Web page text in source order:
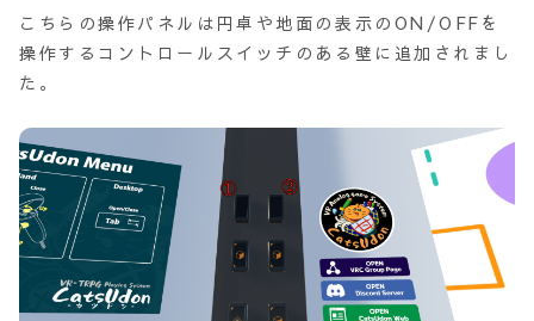
こちらの操作パネルは円卓や地面の表示のON/OFFを
操作するコントロールスイッチのある壁に追加されまし
た。